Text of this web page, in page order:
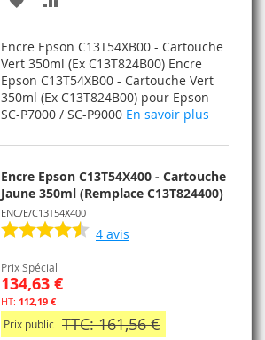
MA
LISTE
D’ENVIE
COMPARATEUR
Encre Epson C13T54XB00 - Cartouche
Vert 350ml (Ex C13T824B00) Encre
Epson C13T54XB00 - Cartouche Vert
350ml (Ex C13T824B00) pour Epson
SC-P7000 / SC-P9000 En savoir plus
Encre Epson C13T54X400 - Cartouche
Jaune 350ml (Remplace C13T824400)
ENC/E/C13T54X400
4 avis
Prix Spécial
134,63 €
112,19 €
Prix public TTC: 161,56 €